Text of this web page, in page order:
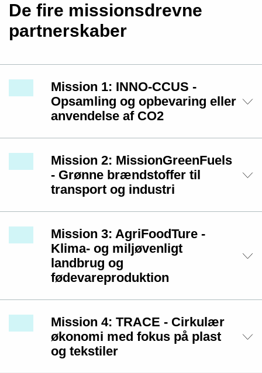
De fire missionsdrevne
partnerskaber
Mission 1: INNO-CCUS -
Opsamling og opbevaring eller
anvendelse af CO2
Mission 2: MissionGreenFuels
- Grønne brændstoffer til
transport og industri
Mission 3: AgriFoodTure -
Klima- og miljøvenligt
landbrug og
fødevareproduktion
Mission 4: TRACE - Cirkulær
økonomi med fokus på plast
og tekstiler